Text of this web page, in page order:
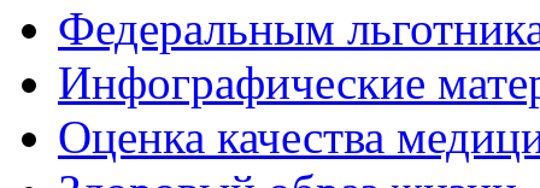
Федеральным
Инфографические
Оценка качества